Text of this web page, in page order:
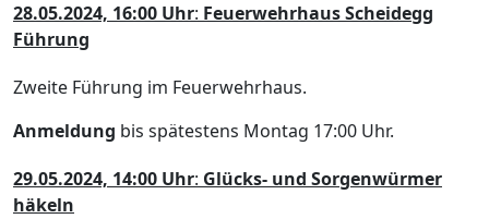
28.05.2024, 16:00 Uhr: Feuerwehrhaus Scheidegg
Führung
Zweite Führung im Feuerwehrhaus.
Anmeldung bis spätestens Montag 17:00 Uhr.
29.05.2024, 14:00 Uhr: Glücks- und Sorgenwürmer
häkeln